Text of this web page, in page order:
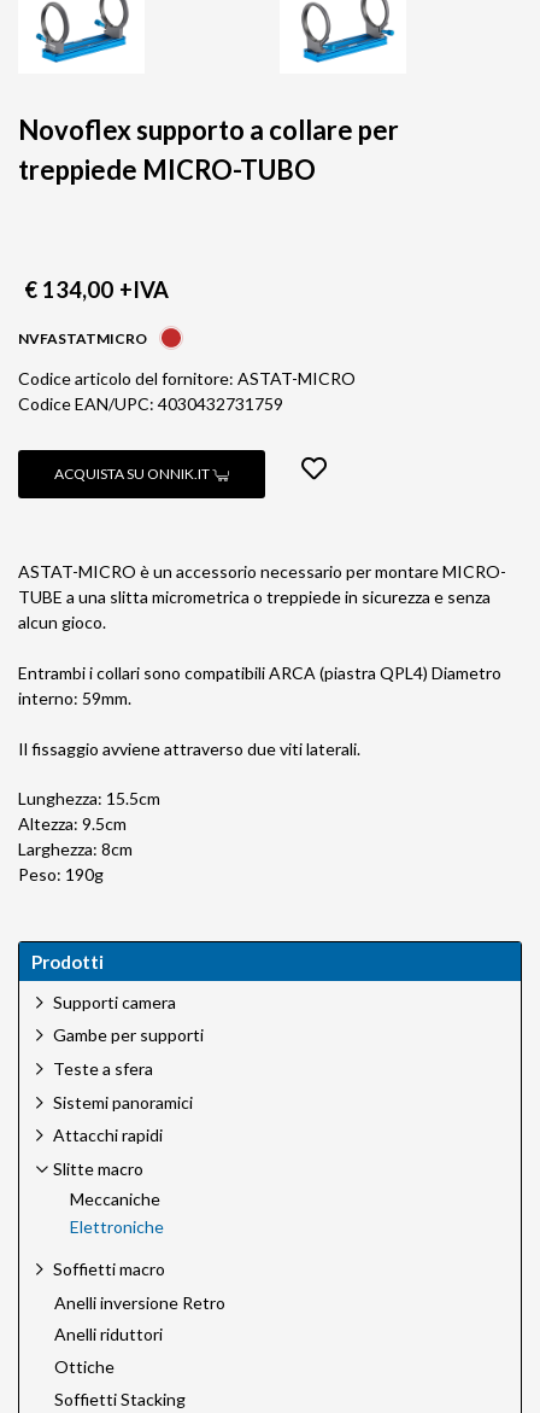
Novoflex supporto a collare per
treppiede MICRO-TUBO
€ 134,00 +IVA
NVFASTATMICRO
Codice articolo del fornitore: ASTAT-MICRO
Codice EAN/UPC: 4030432731759
ACQUISTA SU ONNIK.IT
ASTAT-MICRO è un accessorio necessario per montare MICRO-
TUBE a una slitta micrometrica o treppiede in sicurezza e senza
alcun gioco.
Entrambi i collari sono compatibili ARCA (piastra QPL4) Diametro
interno: 59mm.
Il fissaggio avviene attraverso due viti laterali.
Lunghezza: 15.5cm
Altezza: 9.5cm
Larghezza: 8cm
Peso: 190g
Prodotti
Supporti camera
Gambe per supporti
Teste a sfera
Sistemi panoramici
Attacchi rapidi
Slitte macro
Meccaniche
Elettroniche
Soffietti macro
Anelli inversione Retro
Anelli riduttori
Ottiche
Soffietti Stacking